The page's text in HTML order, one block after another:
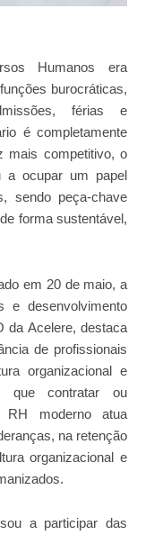
Humanos era
burocráticas,
férias e
é completamente
mais competitivo, o
a ocupar um papel
sendo peça-chave
forma sustentável,
em 20 de maio, a
e desenvolvimento
da Acelere, destaca
de profissionais
organizacional e
que contratar ou
RH moderno atua
na retenção
organizacional e
a participar das